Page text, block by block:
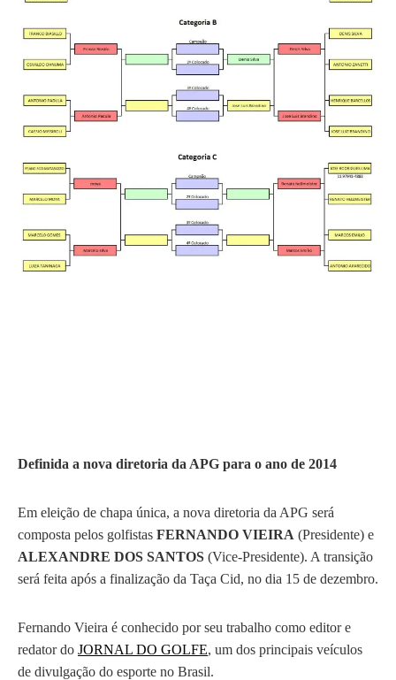
Definida a nova diretoria da APG para o ano de 2014
Em eleição de chapa única, a nova diretoria da APG será
composta pelos golfistas FERNANDO VIEIRA (Presidente) e
ALEXANDRE DOS SANTOS (Vice-Presidente). A transição
será feita após a finalização da Taça Cid, no dia 15 de dezembro.
Fernando Vieira é conhecido por seu trabalho como editor e
redator do JORNAL DO GOLFE, um dos principais veículos
de divulgação do esporte no Brasil.